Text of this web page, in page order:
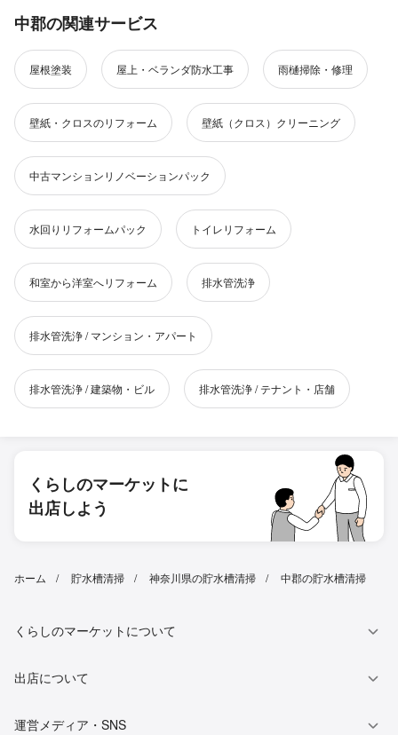
中郡の関連サービス
屋根塗装 屋上・ベランダ防水工事 雨樋掃除・修理
壁紙・クロスのリフォーム 壁紙（クロス）クリーニング
中古マンションリノベーションパック
水回りリフォームパック トイレリフォーム
和室から洋室へリフォーム 排水管洗浄
排水管洗浄 / マンション・アパート
排水管洗浄 / 建築物・ビル 排水管洗浄 / テナント・店舗
くらしのマーケットに
出店しよう
ホーム 貯水槽清掃 神奈川県の貯水槽清掃 中郡の貯水槽清掃
くらしのマーケットについて
出店について
運営メディア・SNS